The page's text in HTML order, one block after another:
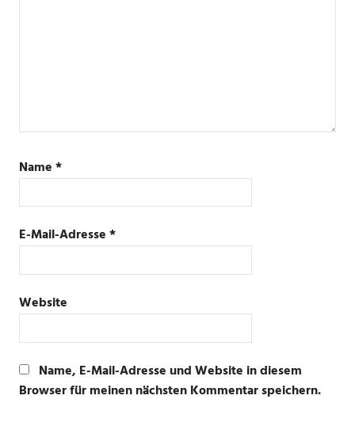
Name*
E-Mail-Adresse*
Website
Name, E-Mail-Adresse und Website in diesem
Browser für meinen nächsten Kommentar speichern.